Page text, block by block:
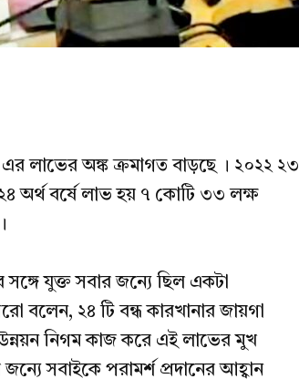
লাভের অঙ্ক ক্রমাগত বাড়ছে । ২০২২ ২৩
অর্থ বর্ষে লাভ হয় ৭ কোটি ৩৩ লক্ষ
সঙ্গে যুক্ত সবার জন্যে ছিল একটা
বলেন, ২৪ টি বন্ধ কারখানার জায়গা
নিগম কাজ করে এই লাভের মুখ
সবাইকে পরামর্শ প্রদানের আহ্বান